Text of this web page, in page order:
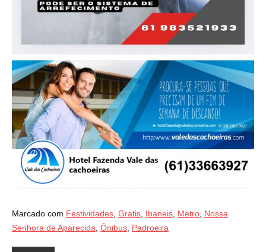
Marcado com Festividades Gratis Ibaneis Metro Nossa
Senhora de Aparecida Ônibus Padroeira